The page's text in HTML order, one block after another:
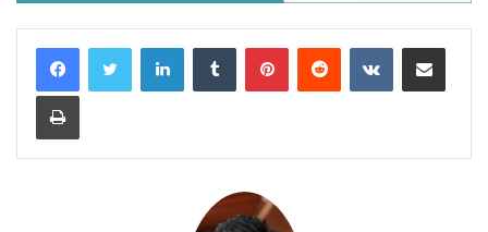
LinkedInTumblr PinterestReddit VKontakteShare via Email
Print